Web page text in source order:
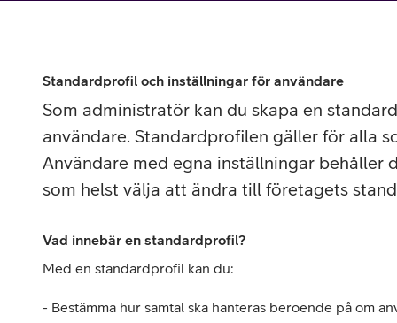
Standardprofil och inställningar för användare
Som administratör kan du skapa en
användare. Standardprofilen gäller för alla
Användare med egna inställningar behåller
som helst välja att ändra till företagets
Vad innebär en standardprofil?
Med en standardprofil kan du:
- Bestämma hur samtal ska hanteras beroende på om